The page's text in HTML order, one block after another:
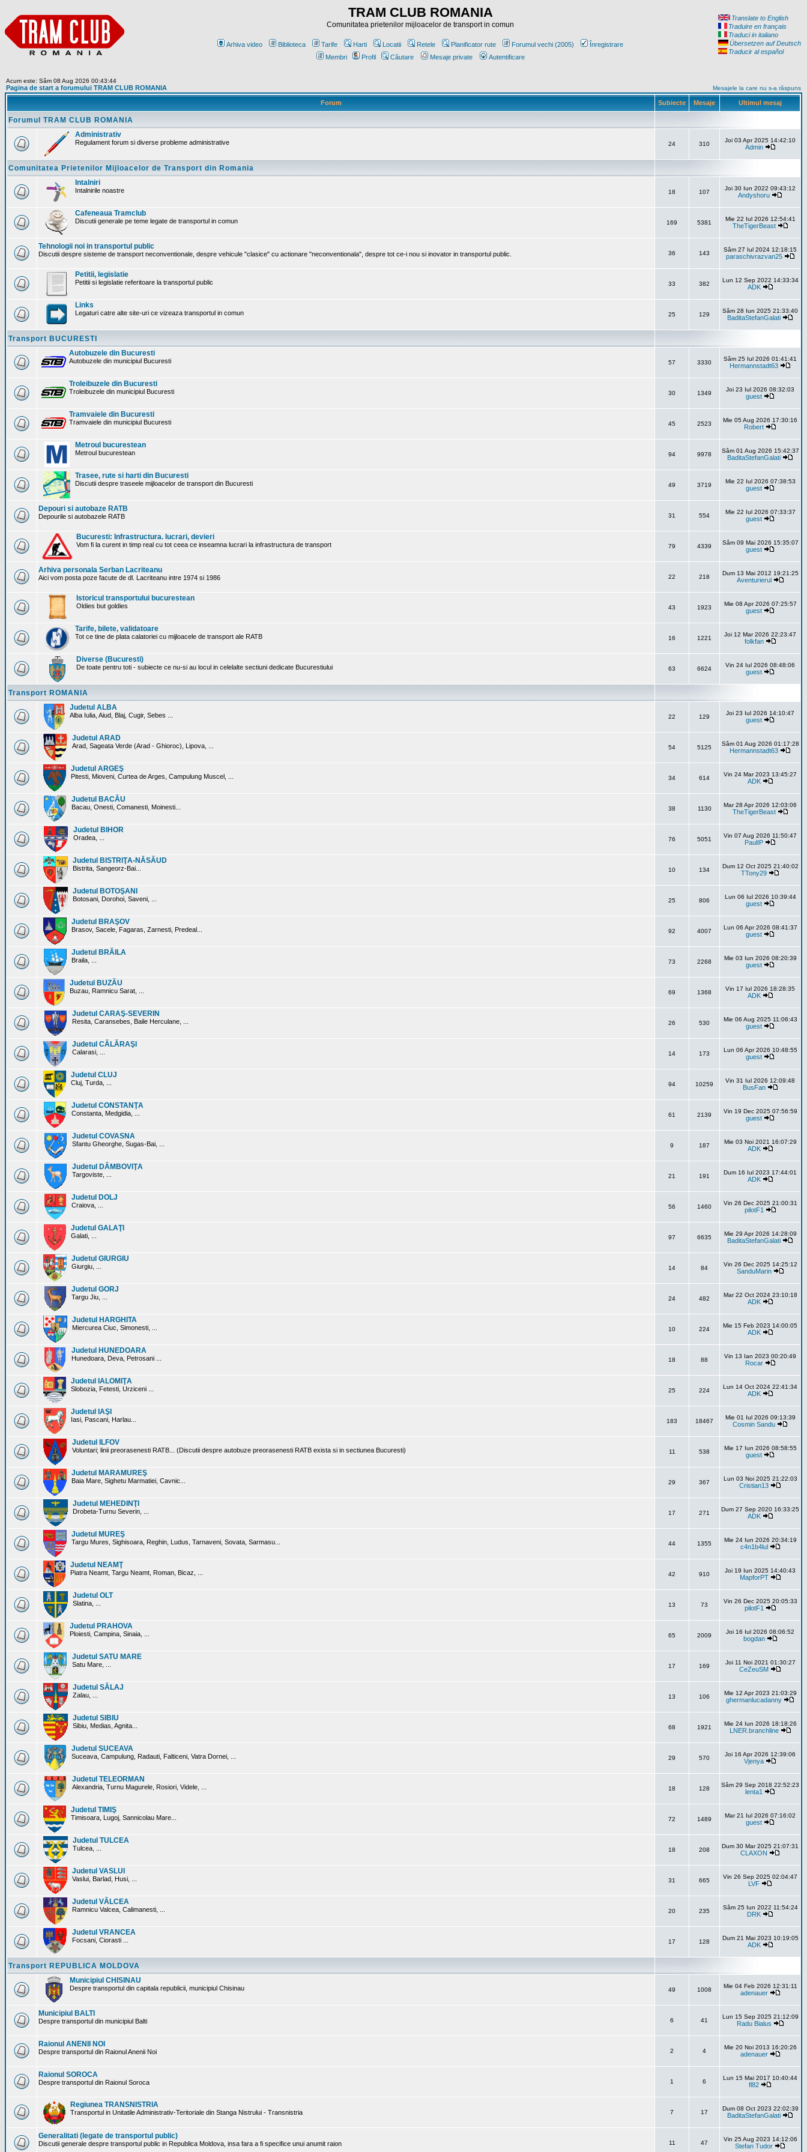
TRAM CLUB ROMANIA
Comunitatea prietenilor mijloacelor de transport in comun
Arhiva video Biblioteca Tarife Harti Locatii Retele Planificator rute Forumul vechi (2005)
Înregistrare
Membri
Profil Căutare Mesaje private Autentificare
Translate to English
Traduire en français
Traduci in italiano
Übersetzen auf Deutsch
Traducir al español
Acum este: Sâm 08 Aug 2026 00:43:44
Pagina de start a forumului TRAM CLUB ROMANIA Mesajele la care nu s-a răspuns
Forum Subiecte Mesaje Ultimul mesaj
Forumul TRAM CLUB ROMANIA
Administrativ
Regulament forum si diverse probleme administrative 24 310
Joi 03 Apr 2025 14:42:10
Admin
Comunitatea Prietenilor Mijloacelor de Transport din Romania
Intalniri
Intalnirile noastre 18 107
Joi 30 Iun 2022 09:43:12
Andyshoru
Cafeneaua Tramclub
Discutii generale pe teme legate de transportul in comun 169 5381
Mie 22 Iul 2026 12:54:41
TheTigerBeast
Tehnologii noi in transportul public
Discutii despre sisteme de transport neconventionale, despre vehicule "clasice" cu actionare "neconventionala", despre tot ce-i nou si inovator in transportul public. 36 143
Sâm 27 Iul 2024 12:18:15
paraschivrazvan25
Petitii, legislatie
Petitii si legislatie referitoare la transportul public 33 382
Lun 12 Sep 2022 14:33:34
ADK
Links
Legaturi catre alte site-uri ce vizeaza transportul in comun 25 129
Sâm 28 Iun 2025 21:33:40
BaditaStefanGalati
Transport BUCURESTI
Autobuzele din Bucuresti
Autobuzele din municipiul Bucuresti 57 3330
Sâm 25 Iul 2026 01:41:41
Hermannstadt63
Troleibuzele din Bucuresti
Troleibuzele din municipiul Bucuresti 30 1349
Joi 23 Iul 2026 08:32:03
guest
Tramvaiele din Bucuresti
Tramvaiele din municipiul Bucuresti 45 2523
Mie 05 Aug 2026 17:30:16
Robert
Metroul bucurestean
Metroul bucurestean 94 9978
Sâm 01 Aug 2026 15:42:37
BaditaStefanGalati
Trasee, rute si harti din Bucuresti
Discutii despre traseele mijloacelor de transport din Bucuresti 49 3719
Mie 22 Iul 2026 07:38:53
guest
Depouri si autobaze RATB
Depourile si autobazele RATB 31 554
Mie 22 Iul 2026 07:33:37
guest
Bucuresti: Infrastructura. lucrari, devieri
Vom fi la curent in timp real cu tot ceea ce inseamna lucrari la infrastructura de transport 79 4339
Sâm 09 Mai 2026 15:35:07
guest
Arhiva personala Serban Lacriteanu
Aici vom posta poze facute de dl. Lacriteanu intre 1974 si 1986 22 218
Dum 13 Mai 2012 19:21:25
Aventurierul
Istoricul transportului bucurestean
Oldies but goldies 43 1923
Mie 08 Apr 2026 07:25:57
guest
Tarife, bilete, validatoare
Tot ce tine de plata calatoriei cu mijloacele de transport ale RATB 16 1221
Joi 12 Mar 2026 22:23:47
folkfan
Diverse (Bucuresti)
De toate pentru toti - subiecte ce nu-si au locul in celelalte sectiuni dedicate Bucurestiului 63 6624
Vin 24 Iul 2026 08:48:06
guest
Transport ROMANIA
Judetul ALBA
Alba Iulia, Aiud, Blaj, Cugir, Sebes ... 22 129
Joi 23 Iul 2026 14:10:47
guest
Judetul ARAD
Arad, Sageata Verde (Arad - Ghioroc), Lipova, ... 54 5125
Sâm 01 Aug 2026 01:17:28
Hermannstadt63
Judetul ARGEŞ
Pitesti, Mioveni, Curtea de Arges, Campulung Muscel, ... 34 614
Vin 24 Mar 2023 13:45:27
ADK
Judetul BACĂU
Bacau, Onesti, Comanesti, Moinesti... 38 1130
Mar 28 Apr 2026 12:03:06
TheTigerBeast
Judetul BIHOR
Oradea, ... 76 5051
Vin 07 Aug 2026 11:50:47
PaulIP
Judetul BISTRIŢA-NĂSĂUD
Bistrita, Sangeorz-Bai... 10 134
Dum 12 Oct 2025 21:40:02
TTony29
Judetul BOTOŞANI
Botosani, Dorohoi, Saveni, ... 25 806
Lun 06 Iul 2026 10:39:44
guest
Judetul BRAŞOV
Brasov, Sacele, Fagaras, Zarnesti, Predeal... 92 4007
Lun 06 Apr 2026 08:41:37
guest
Judetul BRĂILA
Braila, ... 73 2268
Mie 03 Iun 2026 08:20:39
guest
Judetul BUZĂU
Buzau, Ramnicu Sarat, ... 69 1368
Vin 17 Iul 2026 18:28:35
ADK
Judetul CARAŞ-SEVERIN
Resita, Caransebes, Baile Herculane, ... 26 530
Mie 06 Aug 2025 11:06:43
guest
Judetul CĂLĂRAŞI
Calarasi, ... 14 173
Lun 06 Apr 2026 10:48:55
guest
Judetul CLUJ
Cluj, Turda, ... 94 10259
Vin 31 Iul 2026 12:09:48
BusFan
Judetul CONSTANŢA
Constanta, Medgidia, ... 61 2139
Vin 19 Dec 2025 07:56:59
guest
Judetul COVASNA
Sfantu Gheorghe, Sugas-Bai, ... 9 187
Mie 03 Noi 2021 16:07:29
ADK
Judetul DÂMBOVIŢA
Targoviste, ... 21 191
Dum 16 Iul 2023 17:44:01
ADK
Judetul DOLJ
Craiova, ... 56 1460
Vin 26 Dec 2025 21:00:31
pilotF1
Judetul GALAŢI
Galati, ... 97 6635
Mie 29 Apr 2026 14:28:09
BaditaStefanGalati
Judetul GIURGIU
Giurgiu, ... 14 84
Vin 26 Dec 2025 14:25:12
SanduMarin
Judetul GORJ
Targu Jiu, ... 24 482
Mar 22 Oct 2024 23:10:18
ADK
Judetul HARGHITA
Miercurea Ciuc, Simonesti, ... 10 224
Mie 15 Feb 2023 14:00:05
ADK
Judetul HUNEDOARA
Hunedoara, Deva, Petrosani ... 18 88
Vin 13 Ian 2023 00:20:49
Rocar
Judetul IALOMIŢA
Slobozia, Fetesti, Urziceni ... 25 224
Lun 14 Oct 2024 22:41:34
ADK
Judetul IAŞI
Iasi, Pascani, Harlau... 183 18467
Mie 01 Iul 2026 09:13:39
Cosmin Sandu
Judetul ILFOV
Voluntari; linii preorasenesti RATB... (Discutii despre autobuze preorasenesti RATB exista si in sectiunea Bucuresti) 11 538
Mie 17 Iun 2026 08:58:55
guest
Judetul MARAMUREŞ
Baia Mare, Sighetu Marmatiei, Cavnic... 29 367
Lun 03 Noi 2025 21:22:03
Cristian13
Judetul MEHEDINŢI
Drobeta-Turnu Severin, ... 17 271
Dum 27 Sep 2020 16:33:25
ADK
Judetul MUREŞ
Targu Mures, Sighisoara, Reghin, Ludus, Tarnaveni, Sovata, Sarmasu... 44 1355
Mie 24 Iun 2026 20:34:19
c4n1b4lul
Judetul NEAMŢ
Piatra Neamt, Targu Neamt, Roman, Bicaz, ... 42 910
Joi 19 Iun 2025 14:40:43
MapforPT
Judetul OLT
Slatina, ... 13 73
Vin 26 Dec 2025 20:05:33
pilotF1
Judetul PRAHOVA
Ploiesti, Campina, Sinaia, ... 65 2009
Joi 16 Iul 2026 08:06:52
bogdan
Judetul SATU MARE
Satu Mare, ... 17 169
Joi 11 Noi 2021 01:30:27
CeZeuSM
Judetul SĂLAJ
Zalau, ... 13 106
Mie 12 Apr 2023 21:03:29
ghermanlucadanny
Judetul SIBIU
Sibiu, Medias, Agnita... 68 1921
Mie 24 Iun 2026 18:18:26
LNER.branchline
Judetul SUCEAVA
Suceava, Campulung, Radauti, Falticeni, Vatra Dornei, ... 29 570
Joi 16 Apr 2026 12:39:06
Vjenya
Judetul TELEORMAN
Alexandria, Turnu Magurele, Rosiori, Videle, ... 18 128
Sâm 29 Sep 2018 22:52:23
lenta1
Judetul TIMIŞ
Timisoara, Lugoj, Sannicolau Mare... 72 1489
Mar 21 Iul 2026 07:16:02
guest
Judetul TULCEA
Tulcea, ... 18 208
Dum 30 Mar 2025 21:07:31
CLAXON
Judetul VASLUI
Vaslui, Barlad, Husi, ... 31 665
Vin 26 Sep 2025 02:04:47
LVF
Judetul VÂLCEA
Ramnicu Valcea, Calimanesti, ... 20 235
Sâm 25 Iun 2022 11:54:24
DRK
Judetul VRANCEA
Focsani, Ciorasti ... 17 128
Dum 21 Mai 2023 10:19:05
ADK
Transport REPUBLICA MOLDOVA
Municipiul CHISINAU
Despre transportul din capitala republicii, municipiul Chisinau 49 1008
Mie 04 Feb 2026 12:31:11
adenauer
Municipiul BALTI
Despre transportul din municipiul Balti 6 41
Lun 15 Sep 2025 21:12:09
Radu Bialus
Raionul ANENII NOI
Despre transportul din Raionul Anenii Noi 2 4
Mie 20 Noi 2013 16:20:26
adenauer
Raionul SOROCA
Despre transportul din Raionul Soroca 1 6
Lun 15 Mai 2017 10:40:44
fl82
Regiunea TRANSNISTRIA
Transportul in Unitatile Administrativ-Teritoriale din Stanga Nistrului - Transnistria 7 17
Dum 08 Oct 2023 22:02:39
BaditaStefanGalati
Generalitati (legate de transportul public)
Discutii generale despre transportul public in Republica Moldova, insa fara a fi specifice unui anumit raion 11 47
Vin 25 Aug 2023 14:12:06
Stefan Tudor